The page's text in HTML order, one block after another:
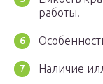
работы.
Наличие